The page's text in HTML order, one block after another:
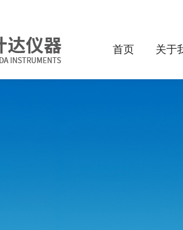
首页 关于